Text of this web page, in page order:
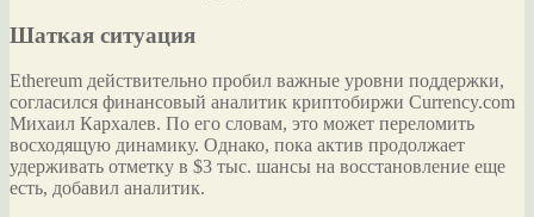
Шаткая ситуация
Ethereum действительно пробил важные уровни поддержки,
согласился финансовый аналитик криптобиржи Currency.com
Михаил Кархалев. По его словам, это может переломить
восходящую динамику. Однако, пока актив продолжает
удерживать отметку в $3 тыс. шансы на восстановление еще
есть, добавил аналитик.